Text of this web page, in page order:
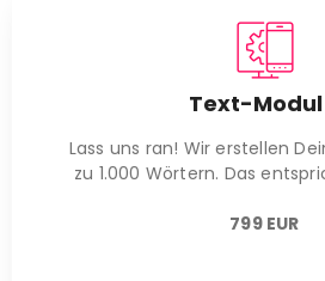
Text-Modul
Lass uns ran! Wir erstellen
zu 1.000 Wörtern. Das
799 EUR